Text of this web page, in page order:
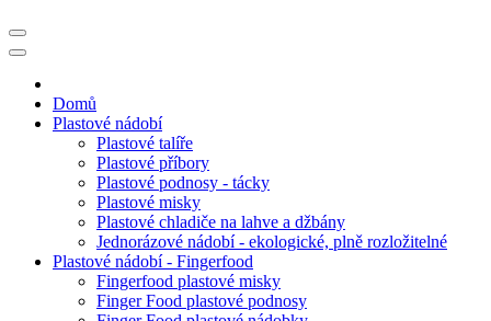
Domů
Plastové nádobí
Plastové talíře
Plastové příbory
Plastové podnosy - tácky
Plastové misky
Plastové chladiče na lahve a džbány
Jednorázové nádobí - ekologické, plně rozložitelné
Plastové nádobí - Fingerfood
Fingerfood plastové misky
Finger Food plastové podnosy